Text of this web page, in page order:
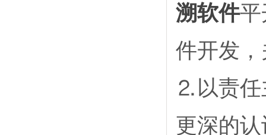
溯软件
件开发
⒉以责任
更深的